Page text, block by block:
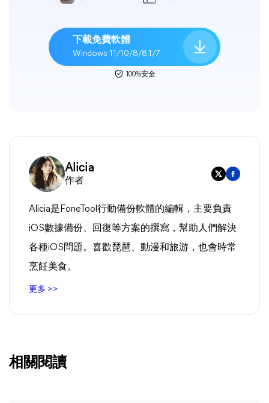
下載免費軟體
Windows 11/10/8/8.1/7
100%安全
Alicia
作者
Alicia是FoneTool行動備份軟體的編輯，主要負責
iOS數據備份、回復等方案的撰寫，幫助人們解決
各種iOS問題。喜歡琵琶、動漫和旅游，也會時常
烹飪美食。
更多 >>
相關閱讀